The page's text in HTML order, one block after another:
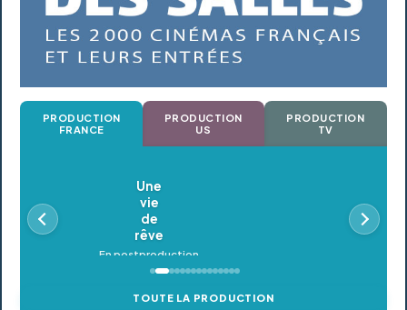
PRODUCTION
FRANCE
PRODUCTION
US
PRODUCTION
TV
Oldeupe
En postproduction
TOUTE LA PRODUCTION